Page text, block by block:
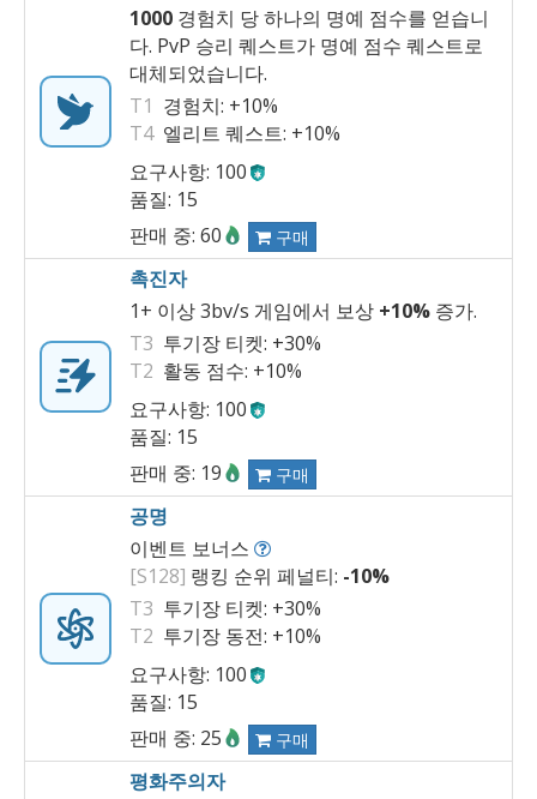
1000 경험치 당 하나의 명예 점수를 얻습니
다. PvP 승리 퀘스트가 명예 점수 퀘스트로
대체되었습니다.
T1 경험치: +10%
T4 엘리트 퀘스트: +10%
요구사항: 100
품질: 15
판매 중: 60
구매
촉진자
1+ 이상 3bv/s 게임에서 보상 +10% 증가.
T3 투기장 티켓: +30%
T2 활동 점수: +10%
요구사항: 100
품질: 15
판매 중: 19
구매
공명
이벤트 보너스
[S128] 랭킹 순위 페널티: -10%
T3 투기장 티켓: +30%
T2 투기장 동전: +10%
요구사항: 100
품질: 15
판매 중: 25
구매
평화주의자